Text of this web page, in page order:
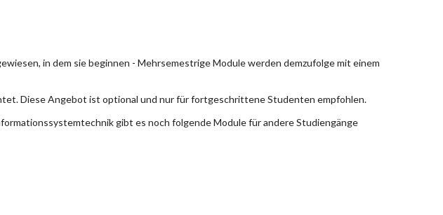
in dem sie beginnen - Mehrsemestrige Module werden demzufolge mit einem
Diese Angebot ist optional und nur für fortgeschrittene Studenten empfohlen.
gibt es noch folgende Module für andere Studiengänge